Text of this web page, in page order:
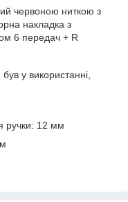
червоною ниткою з
накладка з
6 передач + R
у використанні,
ручки: 12 мм